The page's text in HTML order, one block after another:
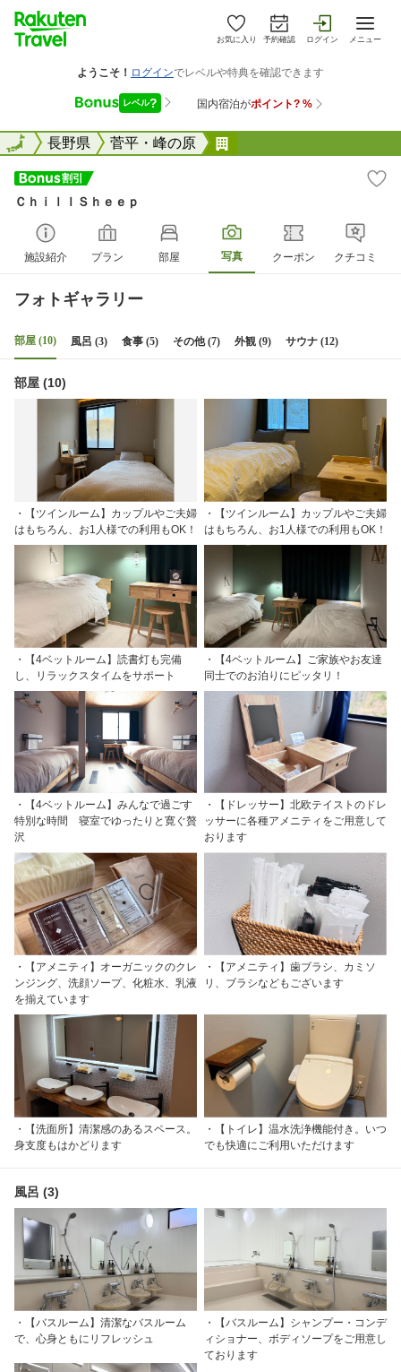
お気に入り 予約確認 ログイン メニュー
全国長野県 菅平・峰の原
全国
ＣｈｉｌｌＳｈｅｅｐ
施設紹介 プラン 部屋 写真 クーポン クチコミ
フォトギャラリー
部屋 (10) 風呂 (3) 食事 (5) その他 (7) 外観 (9) サウナ (12)
部屋 (10)
・【ツインルーム】カップルやご夫婦
はもちろん、お1人様での利用もOK！
・【ツインルーム】カップルやご夫婦
はもちろん、お1人様での利用もOK！
・【4ベットルーム】読書灯も完備
し、リラックスタイムをサポート
・【4ベットルーム】ご家族やお友達
同士でのお泊りにピッタリ！
・【4ベットルーム】みんなで過ごす
特別な時間 寝室でゆったりと寛ぐ贅
沢
・【ドレッサー】北欧テイストのドレ
ッサーに各種アメニティをご用意して
おります
・【アメニティ】オーガニックのクレ
ンジング、洗顔ソープ、化粧水、乳液
を揃えています
・【アメニティ】歯ブラシ、カミソ
リ、ブラシなどもございます
・【洗面所】清潔感のあるスペース。
身支度もはかどります
・【トイレ】温水洗浄機能付き。いつ
でも快適にご利用いただけます
風呂 (3)
・【バスルーム】清潔なバスルーム
で、心身ともにリフレッシュ
・【バスルーム】シャンプー・コンデ
ィショナー、ボディソープをご用意し
ております